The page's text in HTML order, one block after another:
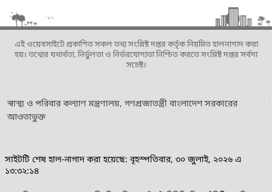
এই ওয়েবসাইটে প্রকাশিত সকল তথ্য সংশ্লিষ্ট দপ্তর কর্তৃক নিয়মিত হালনাগাদ করা
হয়। তথ্যের যথার্থতা, নির্ভুলতা ও নির্ভরযোগ্যতা নিশ্চিত করতে সংশ্লিষ্ট দপ্তর সর্বদা
সচেষ্ট।
স্বাস্থ্য ও পরিবার কল্যাণ মন্ত্রণালয়, গণপ্রজাতন্ত্রী বাংলাদেশ সরকারের
আওতাভুক্ত
সাইটটি শেষ হাল-নাগাদ করা হয়েছে: বৃহস্পতিবার, ৩০ জুলাই, ২০২৬ এ
১৩:৩২:১৪